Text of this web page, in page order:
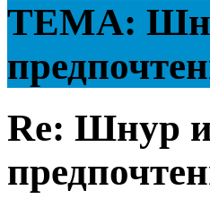
ТЕМА:
Re: Шнур